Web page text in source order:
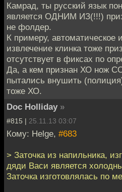
Камрад, ты русский язык
является ОДНИМ ИЗ(!!!)
не фолдер.
К примеру, автоматическое
извлечение клинка тоже
отсутствует в фиксах по
Да, а кем признан ХО нож
пытались внушить
тоже ХО.
Doc Holliday »
#815 | 25.11.13 03:07
Кому: Helge, #683
> Заточка из напильника,
дяди Васи является
Заточка изготовлялась по